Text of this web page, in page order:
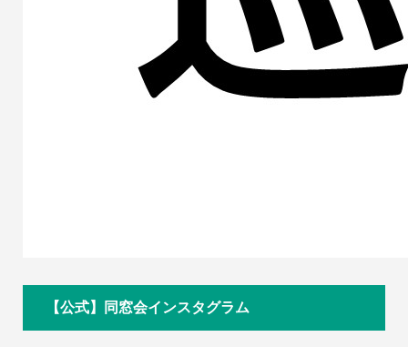
【公式】同窓会インスタグラム